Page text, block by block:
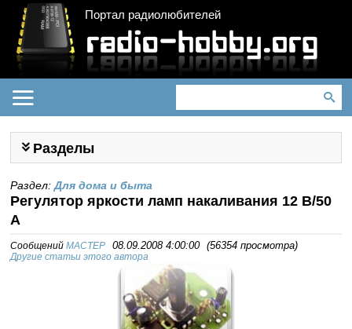
Портал радиолюбителей
Разделы
Раздел:Для дома и быта
Регулятор яркости ламп накаливания 12 В/50
A
СообщенийMACTEP 08.09.2008 4:00:00 (56354 просмотра)
Другие статьи этого автора